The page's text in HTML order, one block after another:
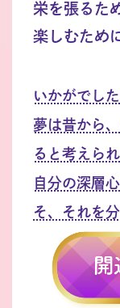
栄を張るた
楽しむため
いかがでし
夢は昔から
ると考えら
自分の深層
そ、それを